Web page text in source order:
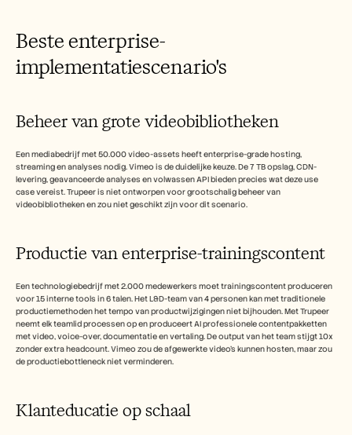
Beste enterprise-
implementatiescenario's
Beheer van grote videobibliotheken
Een mediabedrijf met 50.000 video-assets heeft enterprise-grade hosting,
streaming en analyses nodig. Vimeo is de duidelijke keuze. De 7 TB opslag, CDN-
levering, geavanceerde analyses en volwassen API bieden precies wat deze use
case vereist. Trupeer is niet ontworpen voor grootschalig beheer van
videobibliotheken en zou niet geschikt zijn voor dit scenario.
Productie van enterprise-trainingscontent
Een technologiebedrijf met 2.000 medewerkers moet trainingscontent produceren
voor 15 interne tools in 6 talen. Het L&D-team van 4 personen kan met traditionele
productiemethoden het tempo van productwijzigingen niet bijhouden. Met Trupeer
neemt elk teamlid processen op en produceert AI professionele contentpakketten
met video, voice-over, documentatie en vertaling. De output van het team stijgt 10x
zonder extra headcount. Vimeo zou de afgewerkte video's kunnen hosten, maar zou
de productiebottleneck niet verminderen.
Klanteducatie op schaal